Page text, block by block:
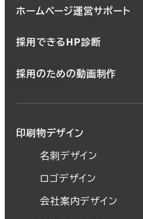
ホームページ運営サポート
採用できるHP診断
採用のための動画制作
印刷物デザイン
名刺デザイン
ロゴデザイン
会社案内デザイン